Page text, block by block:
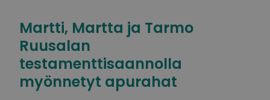
Martti, Martta ja Tarmo
Ruusalan
testamenttisaannolla
myönnetyt apurahat